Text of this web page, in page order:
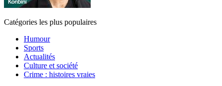
Catégories les plus populaires
Humour
Sports
Actualités
Culture et société
Crime : histoires vraies